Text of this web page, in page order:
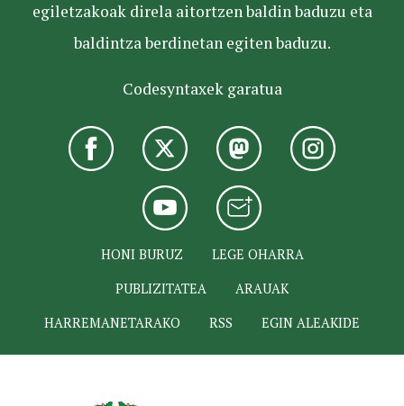
egiletzakoak direla aitortzen baldin baduzu eta
baldintza berdinetan egiten baduzu.
Codesyntaxek garatua
HONI BURUZ
LEGE OHARRA
PUBLIZITATEA
ARAUAK
HARREMANETARAKO
RSS EGIN ALEAKIDE